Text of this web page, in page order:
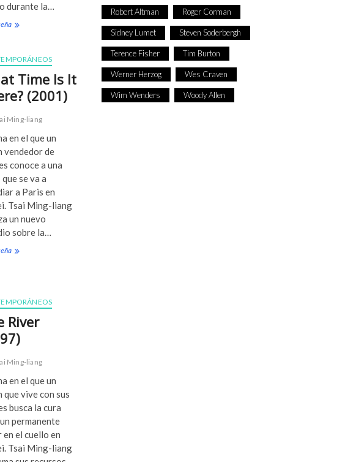
durante la…
T
W
a
y
a
d
C
o
u
d
(
2
0
0
5
Time Is It
(2001)
Ming-liang
en el que un
vendedor de
conoce a una
se va a
a Paris en
Tsai Ming-liang
un nuevo
sobre la…
W
i
m
e
I
I
T
h
e
e
?
2
River
Ming-liang
en el que un
que vive con sus
busca la cura
permanente
en el cuello en
Tsai Ming-liang
Robert Altman Roger Corman
Sidney Lumet Steven Soderbergh
Terence Fisher Tim Burton
Werner Herzog Wes Craven
Wim Wenders Woody Allen